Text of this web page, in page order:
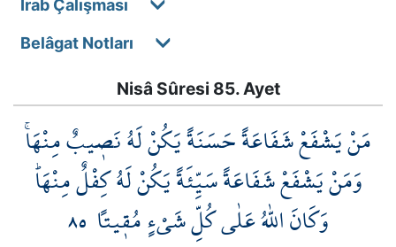
İrab Çalışması
Belâgat Notları
Nisâ Sûresi 85. Ayet
مَنْ يَشْفَعْ شَفَاعَةً حَسَنَةً يَكُنْ لَهُ نَص۪يبٌ مِنْهَاۚ
وَمَنْ يَشْفَعْ شَفَاعَةً سَيِّئَةً يَكُنْ لَهُ كِفْلٌ مِنْهَاۜ
وَكَانَ اللّٰهُ عَلٰى كُلِّ شَيْءٍ مُق۪يتاً ٨٥